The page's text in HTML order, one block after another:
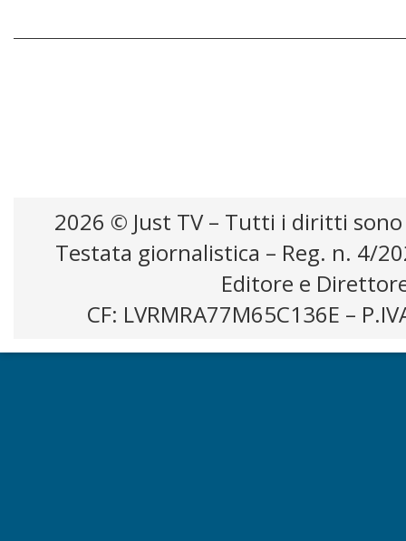
2026 © Just TV – Tutti i diritti
Testata giornalistica – Reg. n. 4/
Editore e
CF: LVRMRA77M65C136E –